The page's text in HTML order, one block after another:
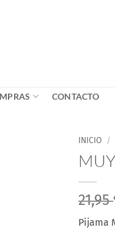
CONTACTO
INICIO /
21,95
Pijama